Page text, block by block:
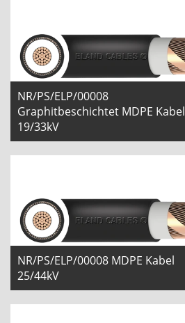
NR/PS/ELP/00008
Graphitbeschichtet MDPE Kabel
19/33kV
NR/PS/ELP/00008 MDPE Kabel
25/44kV